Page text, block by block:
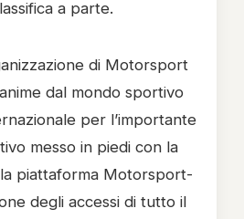
a parte.
di Motorsport
dal mondo sportivo
per l’importante
messo in piedi con la
piattaforma Motorsport-
degli accessi di tutto il